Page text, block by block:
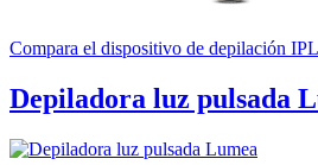
Compara el dispositivo de depilación
Depiladora luz pulsada